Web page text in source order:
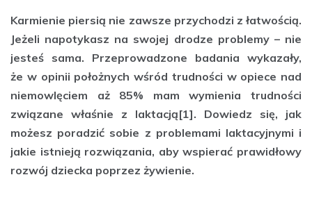
Karmienie piersią nie zawsze przychodzi z łatwością.
Jeżeli napotykasz na swojej drodze problemy – nie
jesteś sama. Przeprowadzone badania wykazały,
że w opinii położnych wśród trudności w opiece nad
niemowlęciem aż 85% mam wymienia trudności
związane właśnie z laktacją[1]. Dowiedz się, jak
możesz poradzić sobie z problemami laktacyjnymi i
jakie istnieją rozwiązania, aby wspierać prawidłowy
rozwój dziecka poprzez żywienie.